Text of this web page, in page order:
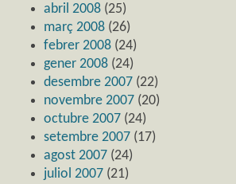
abril 2008 (25)
març 2008 (26)
febrer 2008 (24)
gener 2008 (24)
desembre 2007 (22)
novembre 2007 (20)
octubre 2007 (24)
setembre 2007 (17)
agost 2007 (24)
juliol 2007 (21)